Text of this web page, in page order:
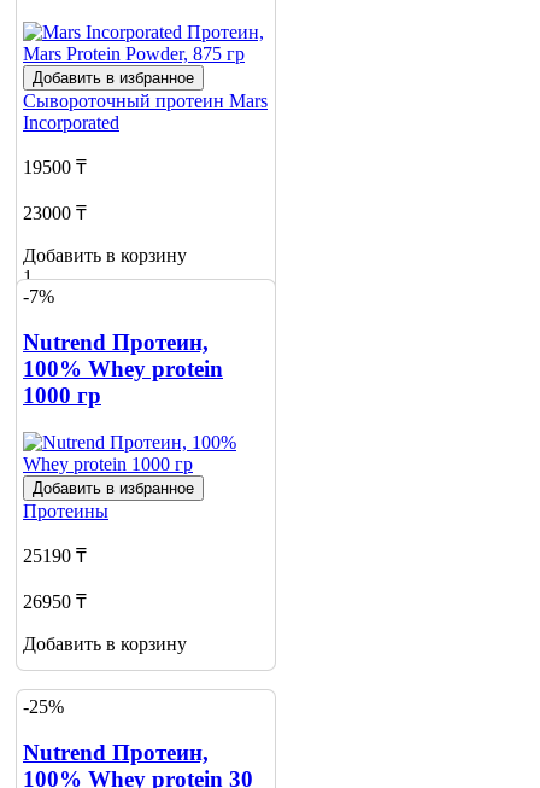
Добавить в избранное
Сывороточный протеин Mars
Incorporated
19500 ₸
23000 ₸
Добавить в корзину
1
-7%
Nutrend Протеин,
100% Whey protein
1000 гр
Добавить в избранное
Протеины
25190 ₸
26950 ₸
Добавить в корзину
-25%
Nutrend Протеин,
100% Whey protein 30